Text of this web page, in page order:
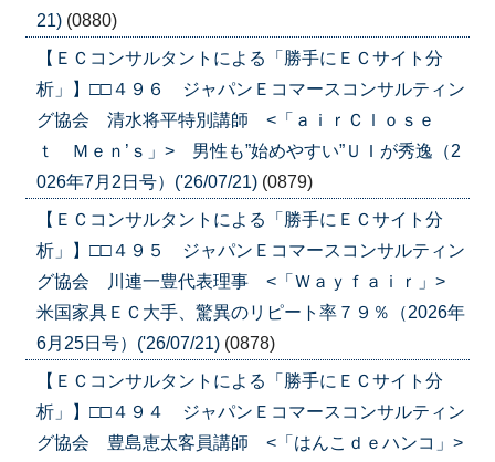
21) (0880)
【ＥＣコンサルタントによる「勝手にＥＣサイト分
析」】□□４９６ ジャパンＥコマースコンサルティン
グ協会 清水将平特別講師 <「ａｉｒＣｌｏｓｅ
ｔ Ｍｅｎ’ｓ」> 男性も”始めやすい”ＵＩが秀逸（2
026年7月2日号）('26/07/21) (0879)
【ＥＣコンサルタントによる「勝手にＥＣサイト分
析」】□□４９５ ジャパンＥコマースコンサルティン
グ協会 川連一豊代表理事 <「Ｗａｙｆａｉｒ」>
米国家具ＥＣ大手、驚異のリピート率７９％（2026年
6月25日号）('26/07/21) (0878)
【ＥＣコンサルタントによる「勝手にＥＣサイト分
析」】□□４９４ ジャパンＥコマースコンサルティン
グ協会 豊島恵太客員講師 <「はんこｄｅハンコ」>